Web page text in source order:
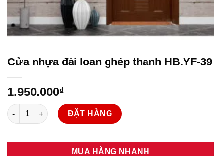
Cửa nhựa đài loan ghép thanh HB.YF-39
1.950.000₫
Cửa nhựa đài loan ghép thanh HB.YF-39 số lượng
ĐẶT HÀNG
MUA HÀNG NHANH